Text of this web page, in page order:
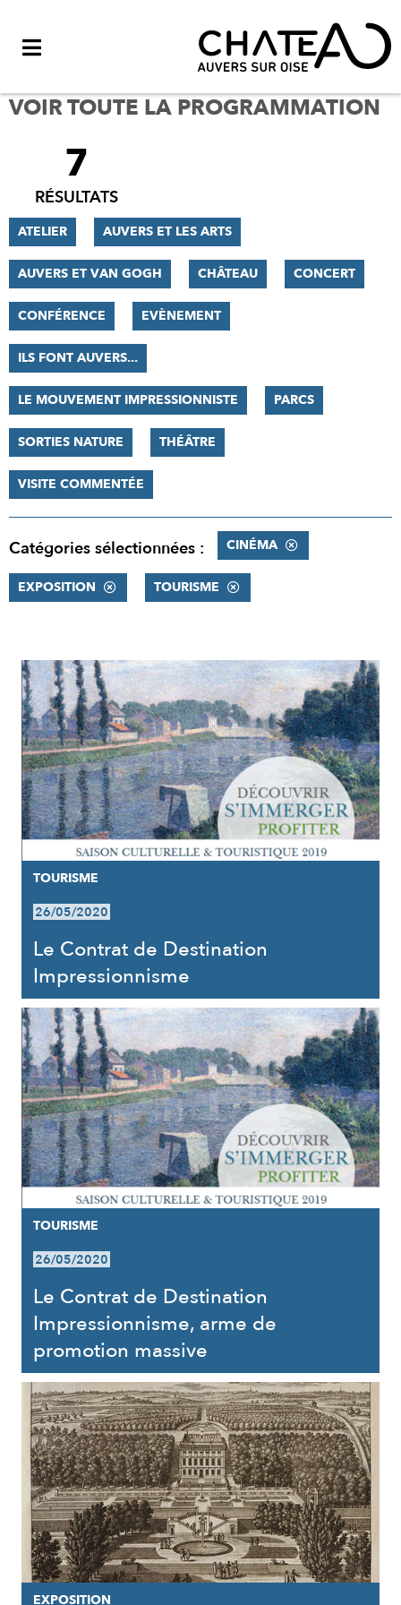
VOIR TOUTE LA PROGRAMMATION
FILTRER
RÉSULTATS
7
RÉSULTATS
ATELIER AUVERS ET LES ARTS
AUVERS ET VAN GOGH CHÂTEAU CONCERT
CONFÉRENCE EVÈNEMENT
ILS FONT AUVERS...
LE MOUVEMENT IMPRESSIONNISTE PARCS
SORTIES NATURE THÉÂTRE
VISITE COMMENTÉE
Catégories sélectionnées : CINÉMA
EXPOSITION TOURISME
RÉSULTATS
TOURISME
26/05/2020
Le Contrat de Destination
Impressionnisme
TOURISME
26/05/2020
Le Contrat de Destination
Impressionnisme, arme de
promotion massive
EXPOSITION